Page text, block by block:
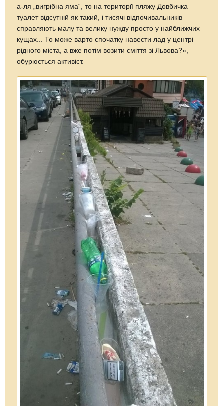
а-ля „вигрібна яма“, то на території пляжу Довбичка
туалет відсутній як такий, і тисячі відпочивальників
справляють малу та велику нужду просто у найближчих
кущах... То може варто спочатку навести лад у центрі
рідного міста, а вже потім возити сміття зі Львова?», —
обурюється активіст.